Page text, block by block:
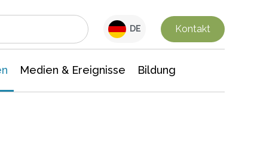
DE Kontakt
Medien & Ereignisse Bildung